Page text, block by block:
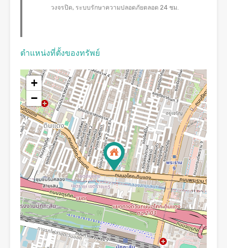
วงจรปิด, ระบบรักษาความปลอดภัยตลอด 24 ชม.
ตำแหน่งที่ตั้งของทรัพย์
+
−